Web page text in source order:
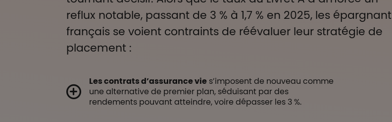
reflux notable, passant de 3 % à 1,7 % en 2025, les
français se voient contraints de réévaluer leur stratégie de
placement :
Les contrats d’assurance vie s’imposent de nouveau comme
une alternative de premier plan, séduisant par des
rendements pouvant atteindre, voire dépasser les 3 %.